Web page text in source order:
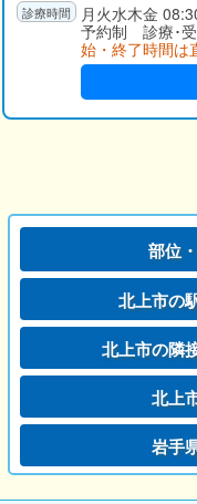
月火水木金
予約制 診療･
始・終了時間は
部位
北上市の
北上市の隣
北上
岩手